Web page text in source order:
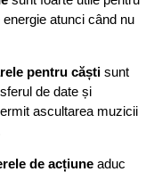
atunci când nu
pentru căști sunt
de date și
ascultarea muzicii
de acțiune aduc